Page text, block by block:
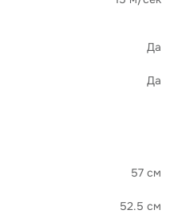
Да
Да
57 см
52.5 см